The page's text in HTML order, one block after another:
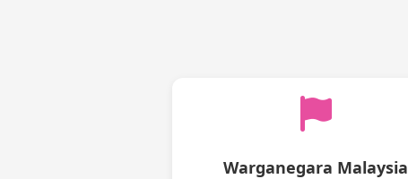
Warganegara Malaysia